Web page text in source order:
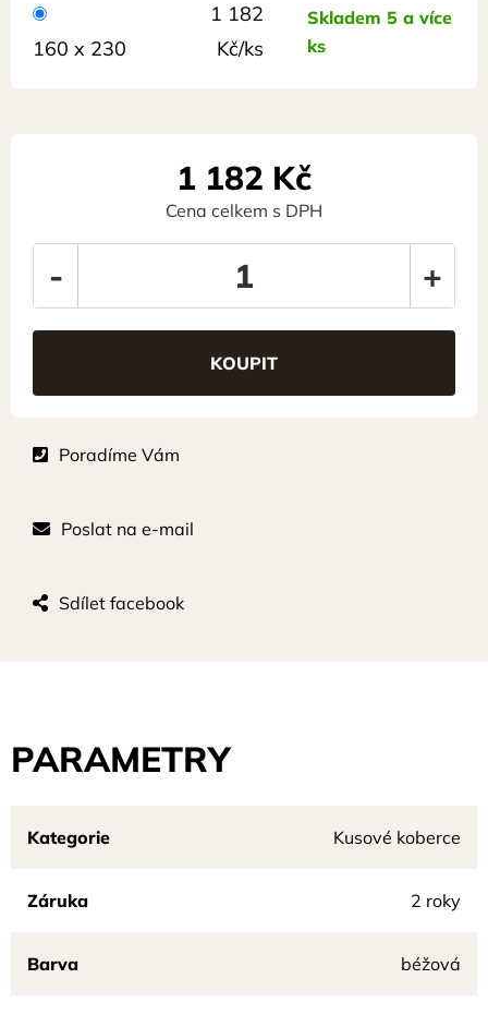
160 x 230
1 182
Kč/ks
Skladem 5 a více
ks
1 182 Kč
Cena celkem s DPH
- +
Poradíme Vám
Poslat na e-mail
Sdílet facebook
PARAMETRY
Kategorie Kusové koberce
Záruka 2 roky
Barva béžová